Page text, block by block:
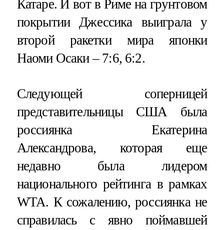
Катаре. И вот в Риме на грунтовом
покрытии Джессика выиграла у
второй ракетки мира японки
Наоми Осаки – 7:6, 6:2.
Следующей соперницей
представительницы США была
россиянка Екатерина
Александрова, которая еще
недавно была лидером
национального рейтинга в рамках
WTA. К сожалению, россиянка не
справилась с явно поймавшей